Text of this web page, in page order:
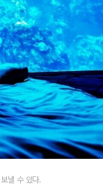
낼 수 있다.